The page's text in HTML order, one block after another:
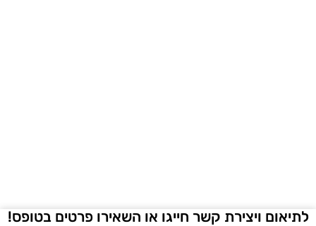
לתיאום ויצירת קשר חייגו או השאירו פרטים בטופס!